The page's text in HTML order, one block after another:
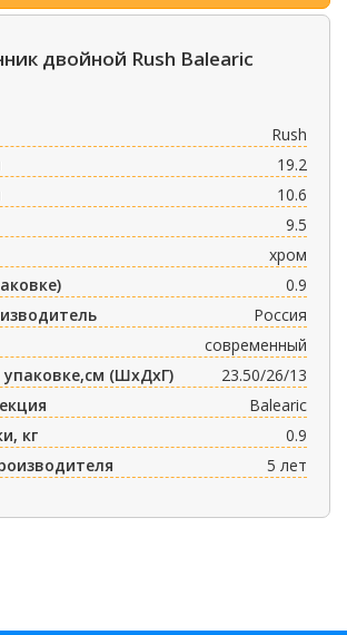
двойной Rush Balearic
Rush
19.2
10.6
9.5
хром
0.9
Россия
современный
(ШxДxГ)
23.50/26/13
Balearic
кг
0.9
5 лет